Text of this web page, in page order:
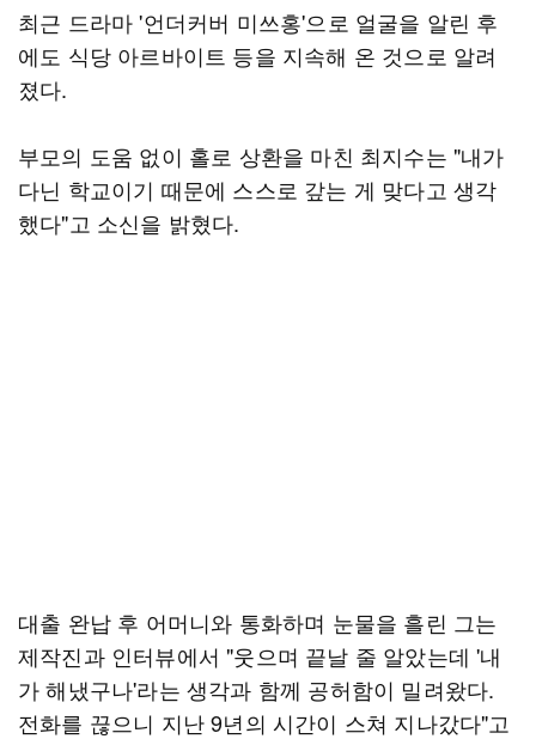
최근 드라마 '언더커버 미쓰홍'으로 얼굴을 알린 후
에도 식당 아르바이트 등을 지속해 온 것으로 알려
졌다.
부모의 도움 없이 홀로 상환을 마친 최지수는 "내가
다닌 학교이기 때문에 스스로 갚는 게 맞다고 생각
했다"고 소신을 밝혔다.
대출 완납 후 어머니와 통화하며 눈물을 흘린 그는
제작진과 인터뷰에서 "웃으며 끝날 줄 알았는데 '내
가 해냈구나'라는 생각과 함께 공허함이 밀려왔다.
전화를 끊으니 지난 9년의 시간이 스쳐 지나갔다"고